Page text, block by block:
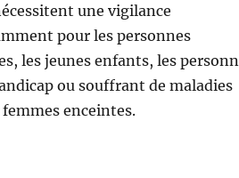
une vigilance
pour les personnes
les jeunes enfants, les
ou souffrant de maladies
enceintes.